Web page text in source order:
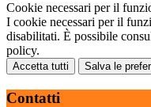
Cookie necessari per il
I cookie necessari per il
disabilitati. È possibile
policy.
Accetta tutti Salva le
Contatti